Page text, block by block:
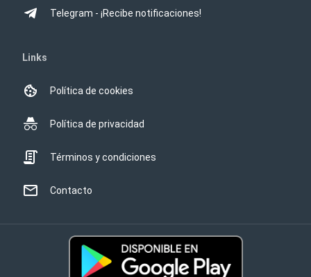
Telegram - ¡Recibe notificaciones!
Links
Política de cookies
Política de privacidad
Términos y condiciones
Contacto